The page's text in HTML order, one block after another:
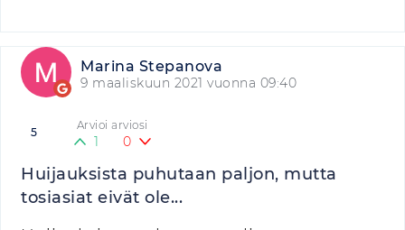
Marina Stepanova
9 maaliskuun 2021 vuonna 09:40
5 Arvioi arviosi
1 0
Huijauksista puhutaan paljon, mutta
tosiasiat eivät ole...